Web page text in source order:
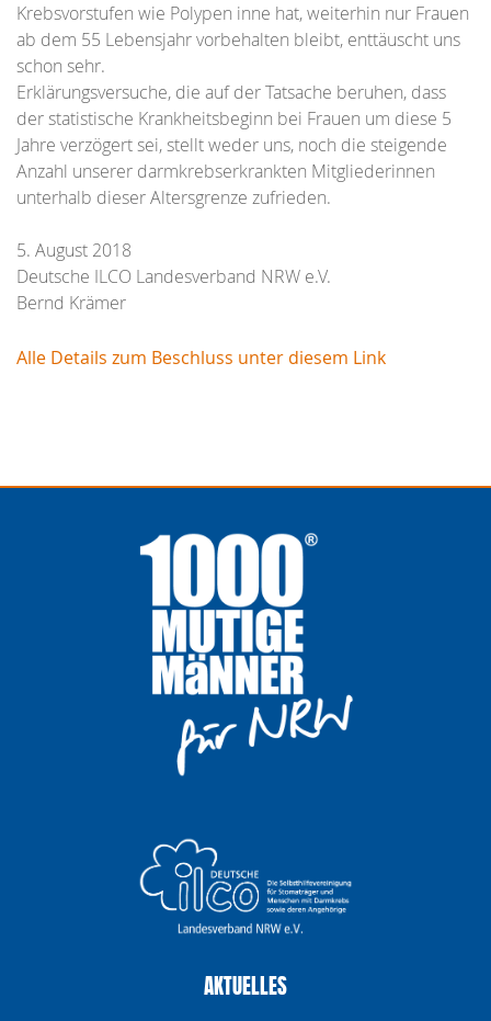
Krebsvorstufen wie Polypen inne hat, weiterhin nur Frauen
ab dem 55 Lebensjahr vorbehalten bleibt, enttäuscht uns
schon sehr.
Erklärungsversuche, die auf der Tatsache beruhen, dass
der statistische Krankheitsbeginn bei Frauen um diese 5
Jahre verzögert sei, stellt weder uns, noch die steigende
Anzahl unserer darmkrebserkrankten Mitgliederinnen
unterhalb dieser Altersgrenze zufrieden.
5. August 2018
Deutsche ILCO Landesverband NRW e.V.
Bernd Krämer
Alle Details zum Beschluss unter diesem Link
AKTUELLES